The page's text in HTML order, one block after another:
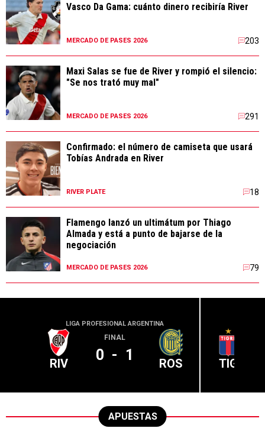
Vasco Da Gama: cuánto dinero recibiría River
MERCADO DE PASES 2026 203
Maxi Salas se fue de River y rompió el silencio:
"Se nos trató muy mal"
MERCADO DE PASES 2026 291
Confirmado: el número de camiseta que usará
Tobías Andrada en River
RIVER PLATE 18
Flamengo lanzó un ultimátum por Thiago
Almada y está a punto de bajarse de la
negociación
MERCADO DE PASES 2026 79
LIGA PROFESIONAL ARGENTINA
RIV
FINAL
0 - 1 ROS TIG
APUESTAS